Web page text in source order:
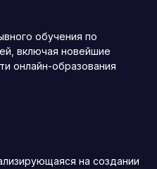
обучения по
включая новейшие
онлайн-образования
на создании